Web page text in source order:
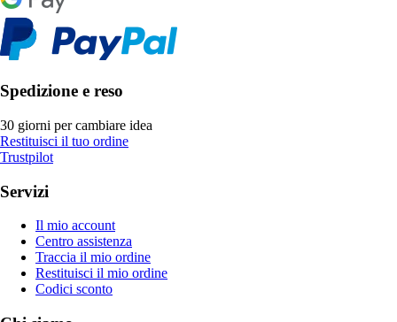
Spedizione e reso
30 giorni per cambiare idea
Restituisci il tuo ordine
Trustpilot
Servizi
Il mio account
Centro assistenza
Traccia il mio ordine
Restituisci il mio ordine
Codici sconto